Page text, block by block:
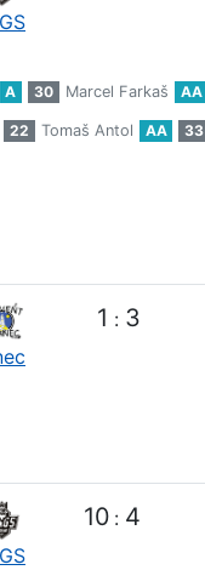
A 30 Marcel Farkaš AA
22 Tomaš Antol AA 33
1 : 3
10 : 4